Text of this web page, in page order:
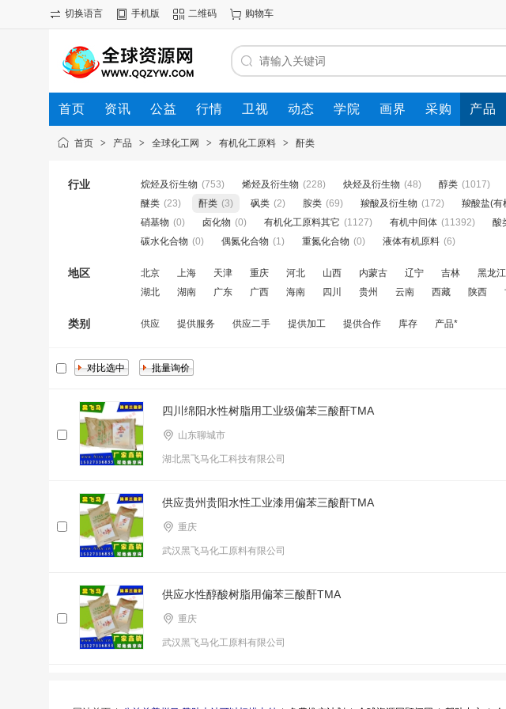
切换语言 手机版 二维码 购物车
首页 资讯 公益 行情 卫视 动态 学院 画界 采购 产品
首页 > 产品 > 全球化工网 > 有机化工原料 > 酐类
行业 烷烃及衍生物 (753) 烯烃及衍生物 (228) 炔烃及衍生物 (48) 醇类 (1017)
醚类 (23) 酐类 (3) 砜类 (2) 胺类 (69) 羧酸及衍生物 (172) 羧酸盐(有
硝基物 (0) 卤化物 (0) 有机化工原料其它 (1127) 有机中间体 (11392) 酸
碳水化合物 (0) 偶氮化合物 (1) 重氮化合物 (0) 液体有机原料 (6)
地区 北京 上海 天津 重庆 河北 山西 内蒙古 辽宁 吉林 黑龙江
湖北
湖南 广东 广西 海南 四川 贵州 云南 西藏 陕西
类别 供应 提供服务 供应二手 提供加工 提供合作 库存 产品*
四川绵阳水性树脂用工业级偏苯三酸酐TMA
山东聊城市
湖北黑飞马化工科技有限公司
供应贵州贵阳水性工业漆用偏苯三酸酐TMA
重庆
武汉黑飞马化工原料有限公司
供应水性醇酸树脂用偏苯三酸酐TMA
重庆
武汉黑飞马化工原料有限公司